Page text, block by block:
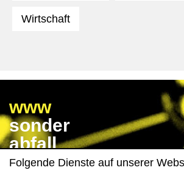
Wirtschaft
www
sonder
abfall
wissen
Folgende Dienste auf unserer